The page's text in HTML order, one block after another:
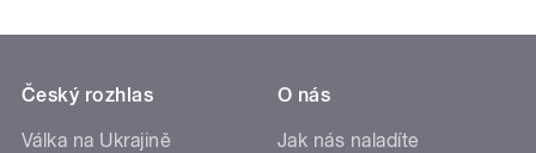
Český rozhlas
Válka na Ukrajině
O nás
Jak nás naladíte